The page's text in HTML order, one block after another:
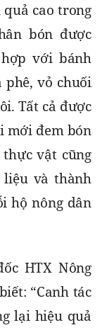
cao trong
bón được
với bánh
phê, vỏ chuối
Tất cả được
mới đem bón
thực vật cũng
liệu và thành
hộ nông dân
HTX Nông
“Canh tác
lại hiệu quả